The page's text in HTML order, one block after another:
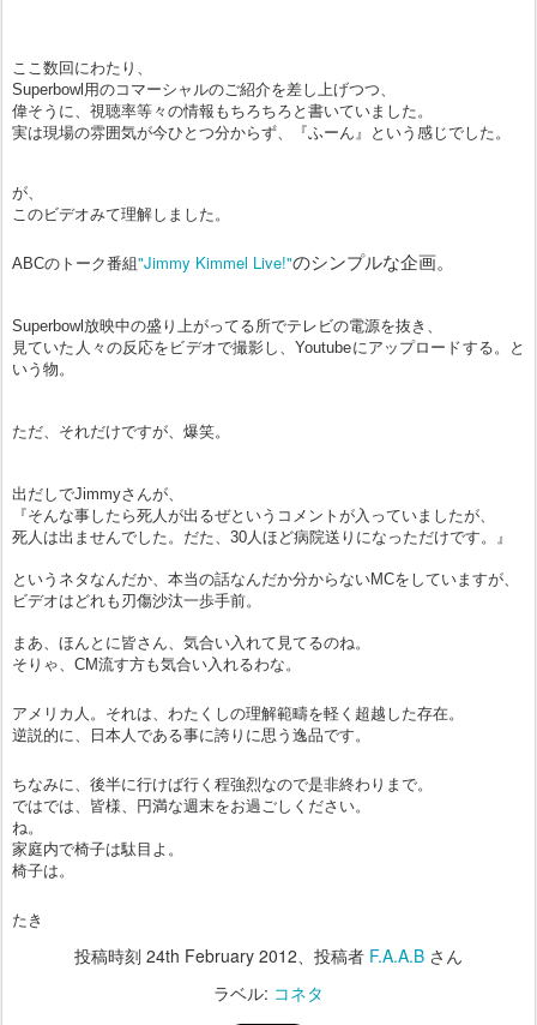
ここ数回にわたり、
Superbowl 用のコマーシャルのご紹介を差し上げつつ、
偉そうに、視聴率等々の情報もちろちろと書いていました。
実は現場の雰囲気が今ひとつ分からず、 『ふーん』という感じでした。
が、
このビデオみて理解しました。
ABCのトーク番組"Jimmy Kimmel Live!"のシンプルな企画。
Superbowl放映中の盛り上がってる所でテレビの電源を抜き、
見ていた人々の反応をビデオで撮影し、Youtubeにアップロードする。と
いう物。
ただ、それだけですが、爆笑。
出だしでJimmyさんが、
『そんな事したら死人が出るぜというコメントが入っていましたが、
死人は出ませんでした。だた、30人ほど病院送りになっただけです。』
というネタなんだか、本当の話なんだか分からないMCをしていますが、
ビデオはどれも刃傷沙汰一歩手前。
まあ、ほんとに皆さん、気合い入れて見てるのね。
そりゃ、CM流す方も気合い入れるわな。
アメリカ人。 それは、わたくしの理解範疇を軽く超越した存在。
逆説的に、日本人である事に誇りに思う逸品です。
ちなみに、 後半に行けば行く程強烈なので是非終わりまで。
ではでは、皆様、
円満な週末をお過ごしください。
ね。
家庭内で椅子は駄目よ。
椅子は。
たき
投稿時刻 24th February 2012、投稿者 F.A.A.B さん
ラベル: コネタ